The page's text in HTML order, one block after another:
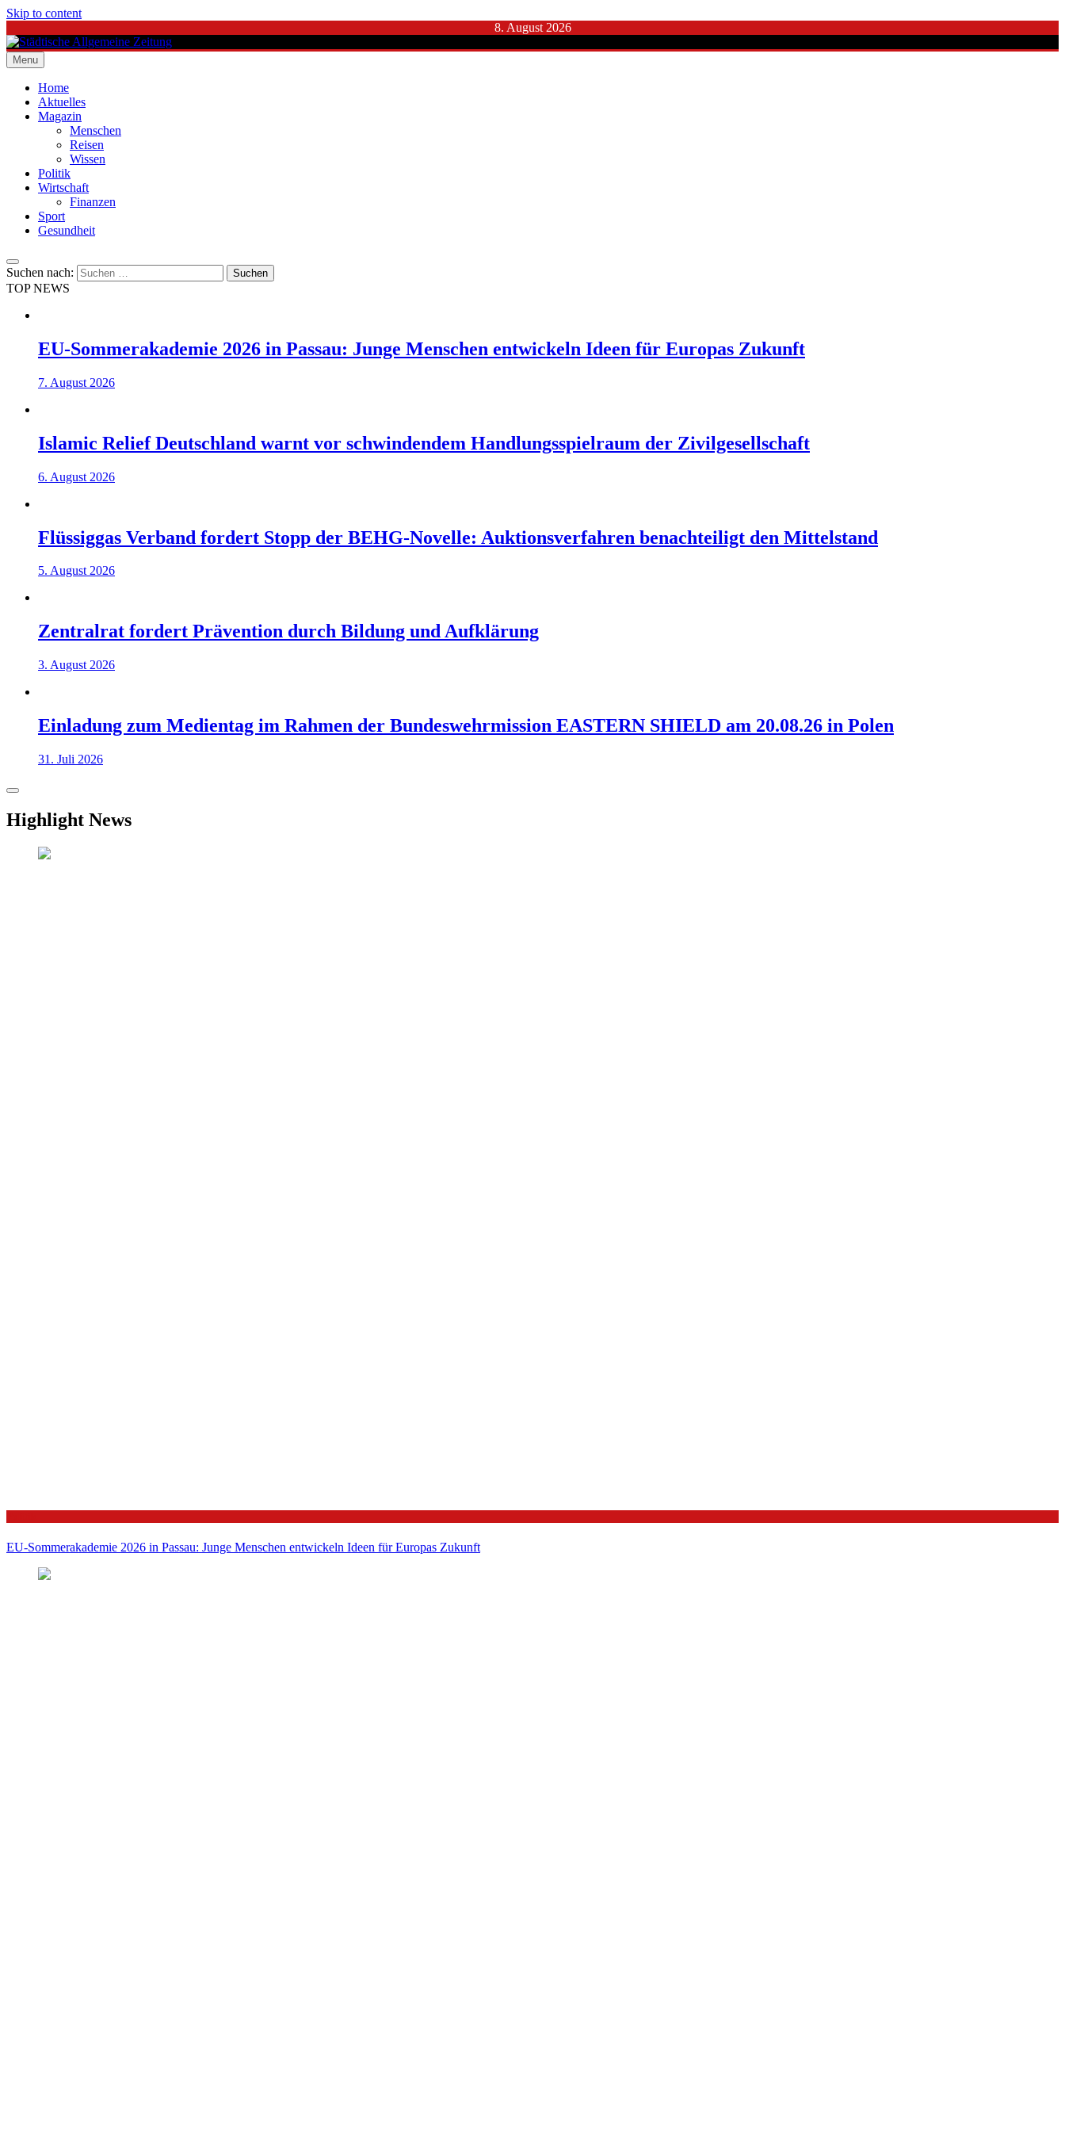
Skip to content
8. August 2026
Städtische Allgemeine Zeitung
Menu
Home
Aktuelles
Magazin
Menschen
Reisen
Wissen
Politik
Wirtschaft
Finanzen
Sport
Gesundheit
Suchen nach:
TOP NEWS
EU-Sommerakademie 2026 in Passau: Junge Menschen entwickeln Ideen für Europas Zukunft
7. August 2026
Islamic Relief Deutschland warnt vor schwindendem Handlungsspielraum der Zivilgesellschaft
6. August 2026
Flüssiggas Verband fordert Stopp der BEHG-Novelle: Auktionsverfahren benachteiligt den Mittelstand
5. August 2026
Zentralrat fordert Prävention durch Bildung und Aufklärung
3. August 2026
Einladung zum Medientag im Rahmen der Bundeswehrmission EASTERN SHIELD am 20.08.26 in Polen
31. Juli 2026
Highlight News
EU-Sommerakademie 2026 in Passau: Junge Menschen entwickeln Ideen für Europas Zukunft